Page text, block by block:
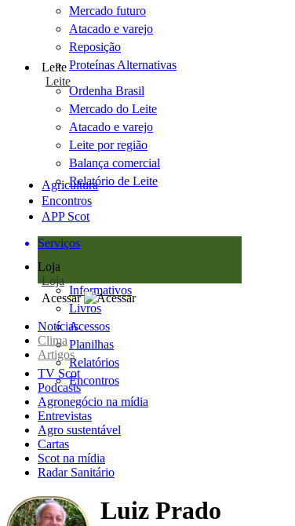
Mercado futuro
Atacado e varejo
Reposição
Proteínas Alternativas
Leite
Leite
Ordenha Brasil
Mercado do Leite
Atacado e varejo
Leite por região
Balança comercial
Relatório de Leite
Agricultura
Encontros
APP Scot
Serviços
Loja
Loja
Informativos
Livros
Acessos
Planilhas
Relatórios
Encontros
Acessar
Notícias
Clima
Artigos
TV Scot
Podcasts
Agronegócio na mídia
Entrevistas
Agro sustentável
Cartas
Scot na mídia
Radar Sanitário
Luiz Prado